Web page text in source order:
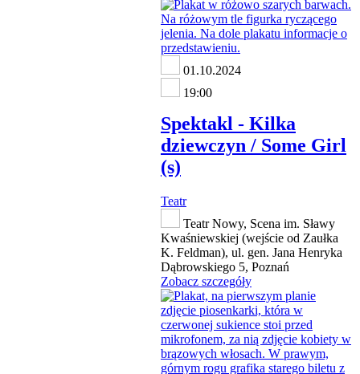
01.10.2024
19:00
Spektakl - Kilka
dziewczyn / Some Girl
(s)
Teatr
Teatr Nowy, Scena im. Sławy
Kwaśniewskiej (wejście od Zaułka
K. Feldman), ul. gen. Jana Henryka
Dąbrowskiego 5, Poznań
Zobacz szczegóły